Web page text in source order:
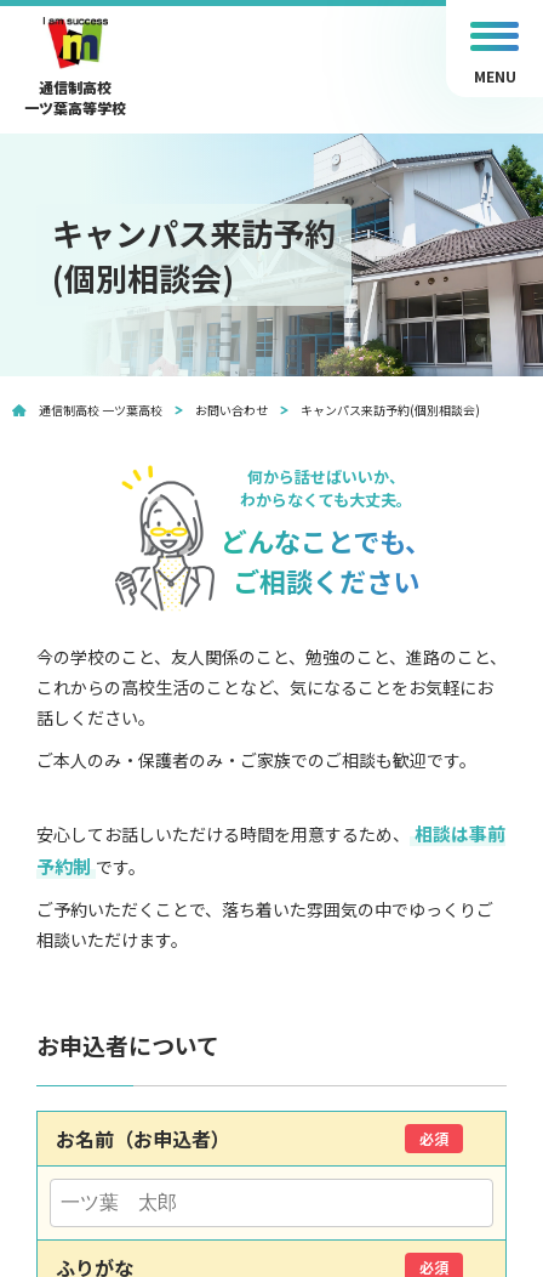
通信制高校
一ツ葉高等学校
MENU
キャンパス来訪予約
(個別相談会)
通信制高校 一ツ葉高校 お問い合わせ キャンパス来訪予約(個別相談会)
何から話せばいいか、
わからなくても大丈夫。
どんなことでも、
ご相談ください
今の学校のこと、友人関係のこと、勉強のこと、進路のこと、
これからの高校生活のことなど、気になることをお気軽にお
話しください。
ご本人のみ・保護者のみ・ご家族でのご相談も歓迎です。
安心してお話しいただける時間を用意するため、
相談は事前
予約制 です。
ご予約いただくことで、落ち着いた雰囲気の中でゆっくりご
相談いただけます。
お申込者について
お名前（お申込者） 必須
ふりがな 必須